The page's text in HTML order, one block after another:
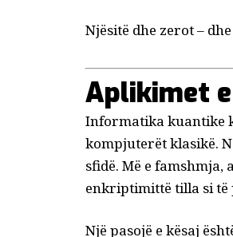
Njësitë dhe zerot –
Aplikimet
Informatika kuantike
kompjuterët klasikë.
sfidë. Më e famshmja,
enkriptimittë tilla si
Një pasojë e kësaj